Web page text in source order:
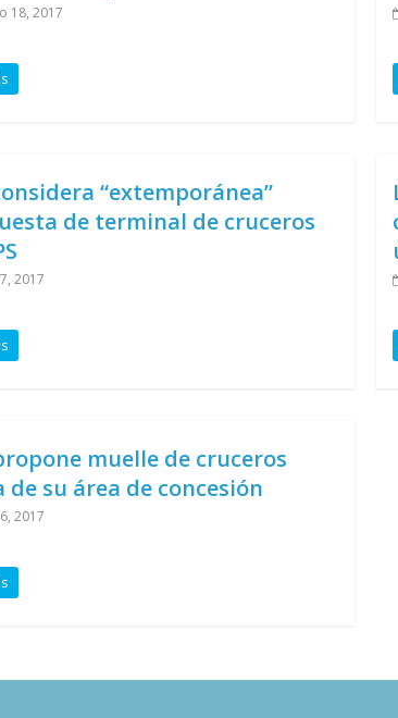
18, 2017
“extemporánea”
de terminal de cruceros
2017
muelle de cruceros
de su área de concesión
2017